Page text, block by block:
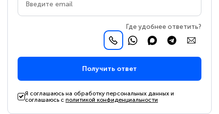
Где удобнее ответить?
Получить ответ
Я соглашаюсь на обработку персональных данных и
соглашаюсь сполитикой конфиденциальности